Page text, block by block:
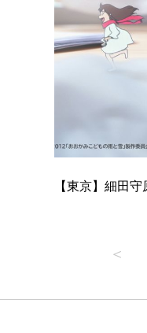
【東京】細田守